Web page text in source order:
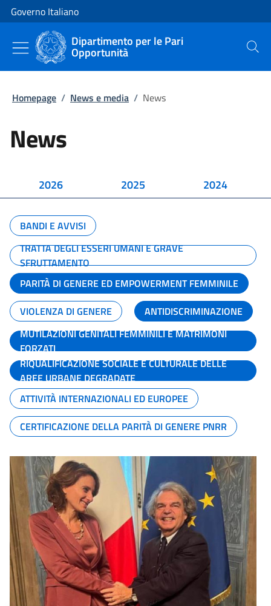
Vai al contenuto
Vai alla navigazione del sito
Governo Italiano
Dipartimento per le Pari
Opportunità Cerca
Homepage / News e media / News
News
2026 2025 2024
BANDI E AVVISI
TRATTA DEGLI ESSERI UMANI E GRAVE
SFRUTTAMENTO
PARITÀ DI GENERE ED EMPOWERMENT FEMMINILE
VIOLENZA DI GENERE
ANTIDISCRIMINAZIONE
MUTILAZIONI GENITALI FEMMINILI E MATRIMONI
FORZATI
RIQUALIFICAZIONE SOCIALE E CULTURALE DELLE
AREE URBANE DEGRADATE
ATTIVITÀ INTERNAZIONALI ED EUROPEE
CERTIFICAZIONE DELLA PARITÀ DI GENERE PNRR